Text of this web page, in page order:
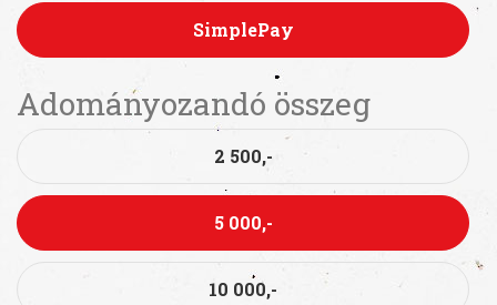
SimplePay
Adományozandó összeg
2 500,-
5 000,-
10 000,-